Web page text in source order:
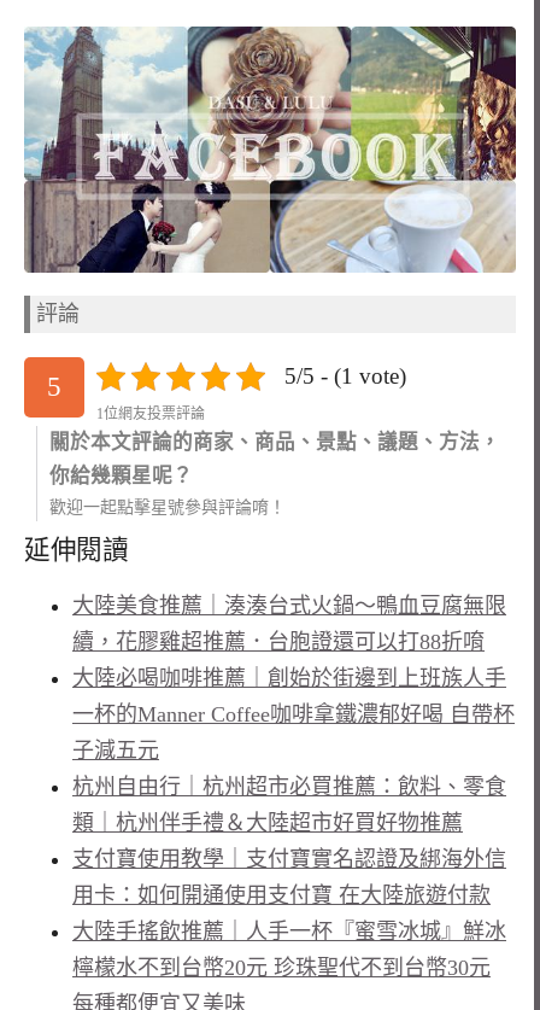
評論
5 5/5 - (1 vote)
1位網友投票評論
關於本文評論的商家、商品、景點、議題、方法，
你給幾顆星呢？
歡迎一起點擊星號參與評論唷！
延伸閱讀
大陸美食推薦｜湊湊台式火鍋～鴨血豆腐無限
續，花膠雞超推薦．台胞證還可以打88折唷
大陸必喝咖啡推薦｜創始於街邊到上班族人手
一杯的Manner Coffee咖啡拿鐵濃郁好喝 自帶杯
子減五元
杭州自由行｜杭州超市必買推薦：飲料、零食
類｜杭州伴手禮＆大陸超市好買好物推薦
支付寶使用教學｜支付寶實名認證及綁海外信
用卡：如何開通使用支付寶 在大陸旅遊付款
大陸手搖飲推薦｜人手一杯『蜜雪冰城』鮮冰
檸檬水不到台幣20元 珍珠聖代不到台幣30元
每種都便宜又美味